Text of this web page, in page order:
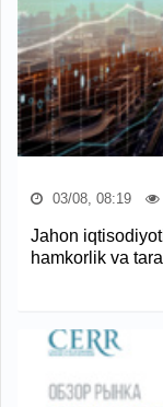
03/08, 08:19
Jahon
hamkorlik va